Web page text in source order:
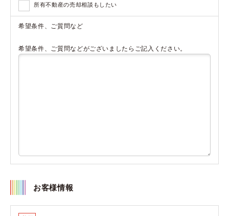
所有不動産の売却相談もしたい
希望条件、ご質問など
希望条件、ご質問などがございましたらご記入ください。
お客様情報